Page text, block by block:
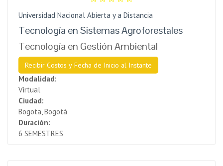
Universidad Nacional Abierta y a Distancia
Tecnología en Sistemas Agroforestales
Tecnología en Gestión Ambiental
Recibir Costos y Fecha de Inicio al Instante
Modalidad:
Virtual
Ciudad:
Bogota, Bogotá
Duración:
6 SEMESTRES